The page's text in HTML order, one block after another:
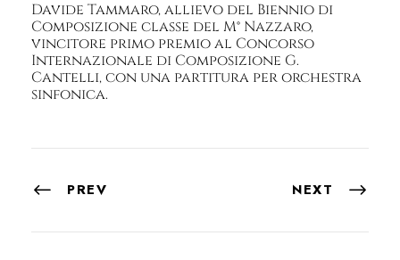
Davide Tammaro, allievo del Biennio di
Composizione classe del M° Nazzaro,
vincitore primo premio al Concorso
Internazionale di Composizione G.
Cantelli, con una partitura per orchestra
sinfonica.
PREV NEXT